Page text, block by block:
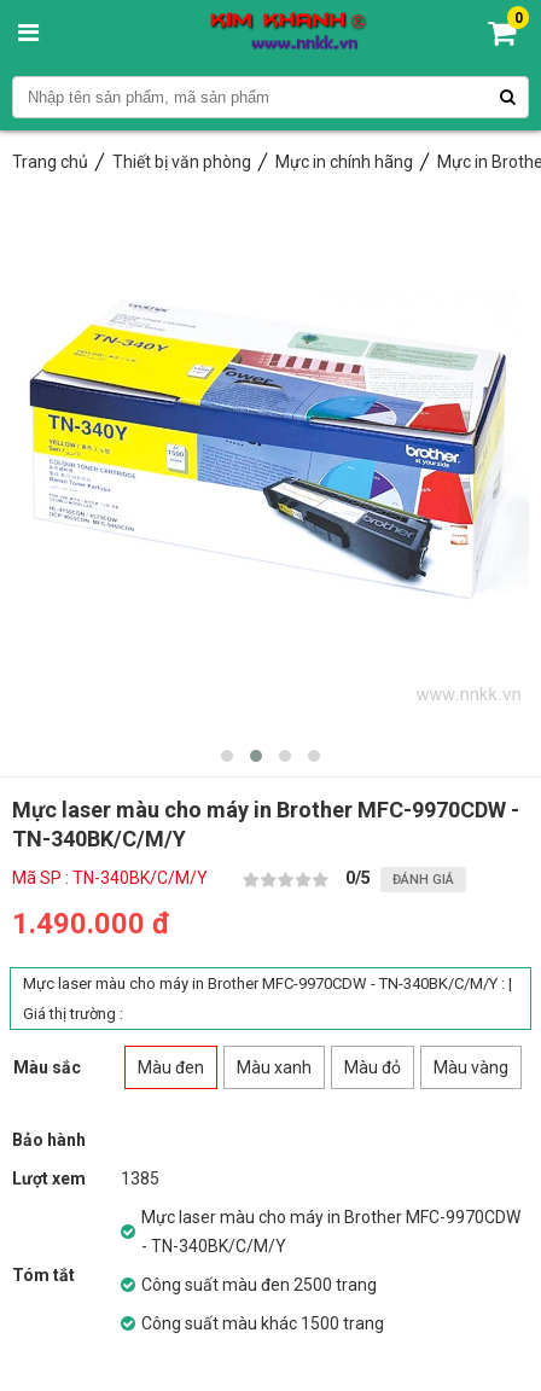
0
Trang chủ Thiết bị văn phòng Mực in chính hãng Mực in
Mực laser màu cho máy in Brother MFC-9970CDW -
TN-340BK/C/M/Y
Mã SP : TN-340BK/C/M/Y 0/5 ĐÁNH GIÁ
1.490.000 đ
Mực laser màu cho máy in Brother MFC-9970CDW - TN-340BK/C/M/Y : |
Giá thị trường :
Màu sắc Màu đen Màu xanh Màu đỏ Màu vàng
Bảo hành
Lượt xem
1385
Tóm tắt
Mực laser màu cho máy in Brother MFC-9970CDW
- TN-340BK/C/M/Y
Công suất màu đen 2500 trang
Công suất màu khác 1500 trang